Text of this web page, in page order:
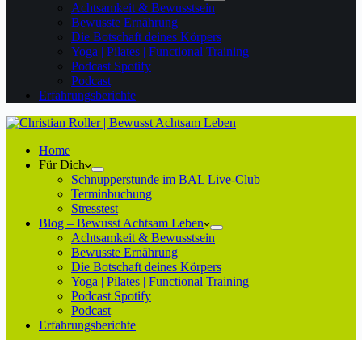
Achtsamkeit & Bewusstsein
Bewusste Ernährung
Die Botschaft deines Körpers
Yoga | Pilates | Functional Training
Podcast Spotify
Podcast
Erfahrungsberichte
Home
Für Dich
Schnupperstunde im BAL Live-Club
Terminbuchung
Stresstest
Blog – Bewusst Achtsam Leben
Achtsamkeit & Bewusstsein
Bewusste Ernährung
Die Botschaft deines Körpers
Yoga | Pilates | Functional Training
Podcast Spotify
Podcast
Erfahrungsberichte